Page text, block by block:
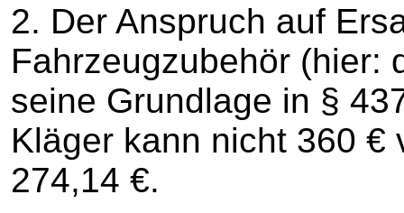
2. Der Anspruch auf
Fahrzeugzubehör (hier:
seine Grundlage in §
Kläger kann nicht 360 €
274,14 €.